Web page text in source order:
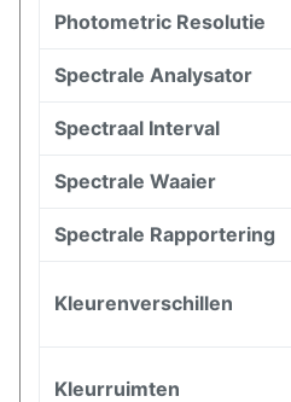
Photometric Resolutie
Spectrale Analysator
Spectraal Interval
Spectrale Waaier
Spectrale Rapportering
Kleurenverschillen
Kleurruimten